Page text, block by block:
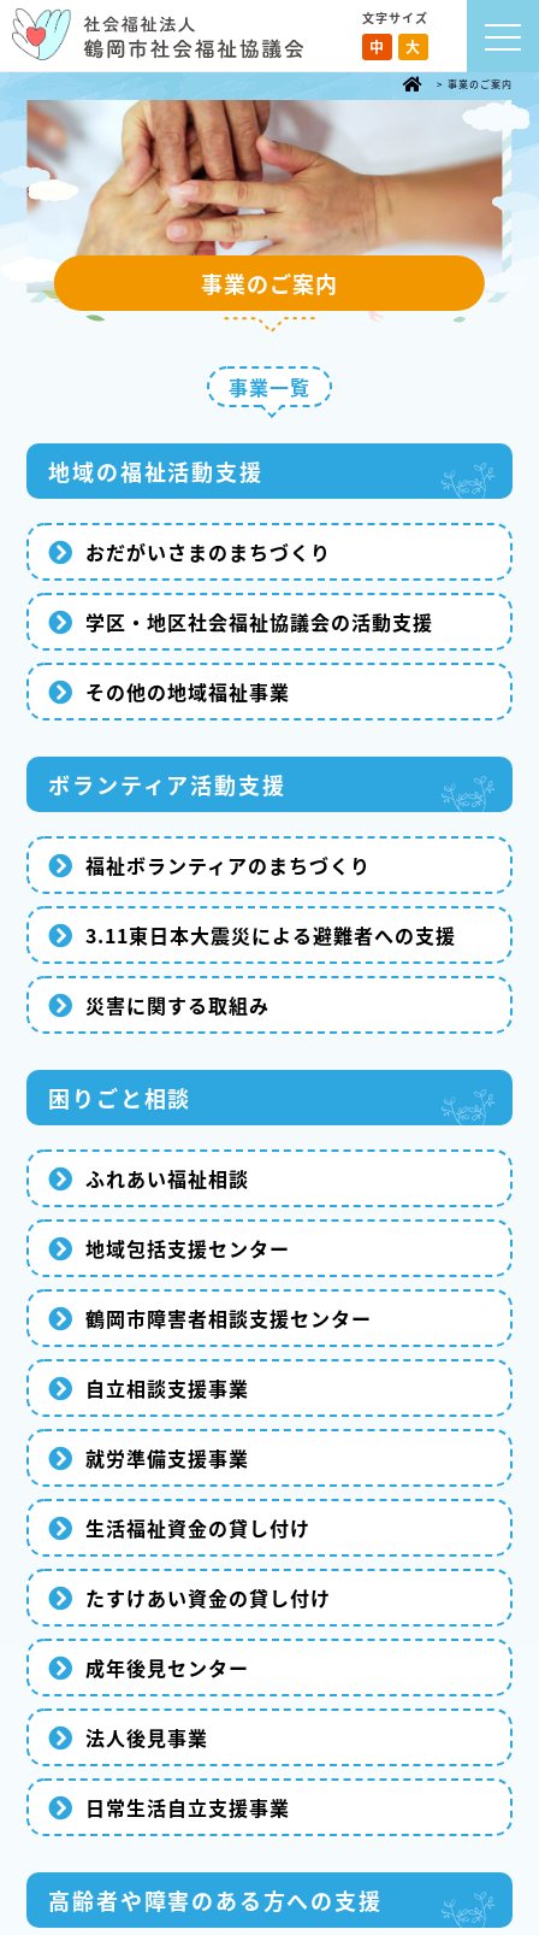
文字サイズ
中 大
> 事業のご案内
事業のご案内
事業一覧
地域の福祉活動支援
おだがいさまのまちづくり
学区・地区社会福祉協議会の活動支援
その他の地域福祉事業
ボランティア活動支援
福祉ボランティアのまちづくり
3.11東日本大震災による避難者への支援
災害に関する取組み
困りごと相談
ふれあい福祉相談
地域包括支援センター
鶴岡市障害者相談支援センター
自立相談支援事業
就労準備支援事業
生活福祉資金の貸し付け
たすけあい資金の貸し付け
成年後見センター
法人後見事業
日常生活自立支援事業
高齢者や障害のある方への支援